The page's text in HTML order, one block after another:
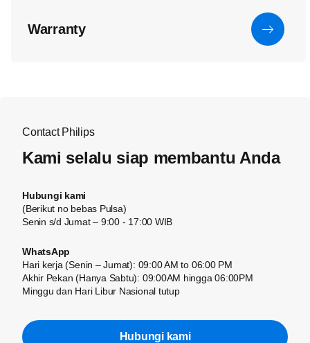
Warranty
Contact Philips
Kami selalu siap membantu Anda
Hubungi kami
(Berikut no bebas Pulsa)
Senin s/d Jumat – 9:00 - 17:00 WIB
WhatsApp
Hari kerja (Senin – Jumat): 09:00 AM to 06:00 PM
Akhir Pekan (Hanya Sabtu): 09:00AM hingga 06:00PM
Minggu dan Hari Libur Nasional tutup
Hubungi kami